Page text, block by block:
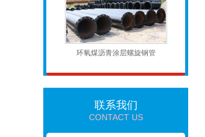
环氧煤沥青涂层螺旋钢管
联系我们
CONTACT US